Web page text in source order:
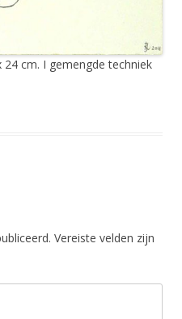
cm. I gemengde techniek
Vereiste velden zijn